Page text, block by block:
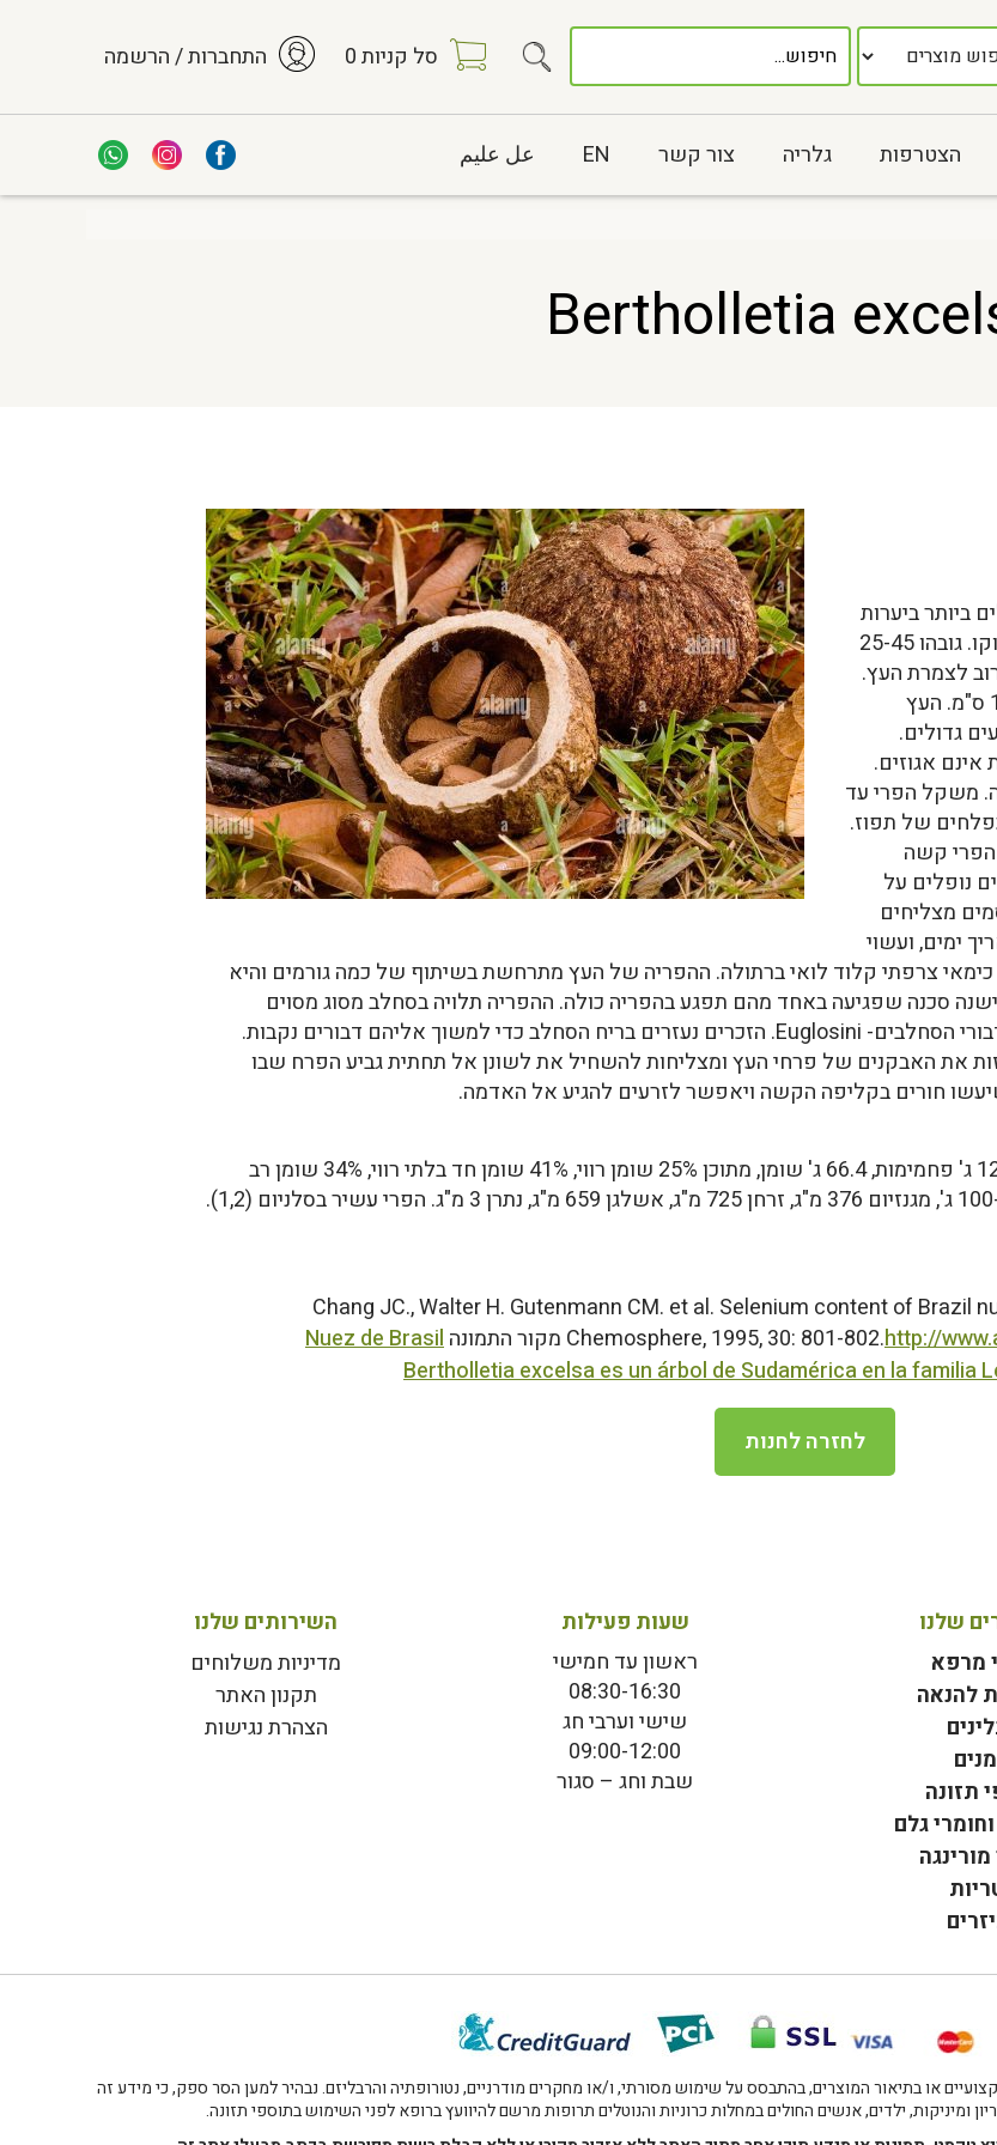
סל קניות0 התחברות / הרשמה
הצטרפות גלריה צור קשר EN عل عليم
ביותר ביערות
הגשם שעל גדות נהר האמזונס, הריו נגרו והאורינוקו. גובהו 25-45
לצמרת העץ.
העלים גדולים. אורכם 20-35 ס"מ, ורוחבם 10-15 ס"מ. העץ
גדולים.
אינם אגוזים.
הקליפה עבה. משקל הפרי עד
מסודרים כפלחים של תפוז.
הפרי קשה
נופלים על
מצליחים
ימים, ועשוי
ניתן על שם כימאי צרפתי קלוד לואי ברתולה. ההפריה של העץ מתרחשת בשיתוף של כמה גורמים והיא
סכנה שפגיעה באחד מהם תפגע בהפריה כולה. ההפריה תלויה בסחלב מסוג מסוים
שהריח שלו מושך דבורים זכרים קטנים משבט דבורי הסחלבים- Euglosini. הזכרים נעזרים בריח הסחלב כדי למשוך אליהם דבורים נקבות.
את האבקנים של פרחי העץ ומצליחות להשחיל את לשונן אל תחתית גביע הפרח שבו
חורים בקליפה הקשה ויאפשר לזרעים להגיע אל האדמה.
100 ג' של אגוזי ברזיל מכילים: 14.3 ג' חלבון, 12.3 ג' פחמימות, 66.4 ג' שומן, מתוכן 25% שומן רווי, 41% שומן חד בלתי רווי, 34% שומן רב
בלתי רווי. הפרי עשיר במינרלים: סידן 160 מ"ג ל-100 ג', מגנזיום 376 מ"ג, זרחן 725 מ"ג, אשלגן 659 מ"ג, נתרן 3 מ"ג. הפרי עשיר בסלניום (1,2).
Chang JC., Walter H. Gutenmann CM. et al. Selenium content of Brazil
Chemosphere, 1995, 30: 801-802.http:// מקור התמונהNuez de Brasil
Bertholletia excelsa es un árbol de Sudamérica en la familia
לחזרה לחנות
שלנו
מרפא
להנאה
תזונה
גלם
שעות פעילות
ראשון עד חמישי
08:30-16:30
שישי וערבי חג
09:00-12:00
שבת וחג – סגור
השירותים שלנו
מדיניות משלוחים
תקנון האתר
הצהרת נגישות
או בתיאור המוצרים, בהתבסס על שימוש מסורתי, ו/או מחקרים מודרניים, נטורופתיה והרבליזם. נבהיר למען הסר ספק, כי מידע זה
ומיניקות, ילדים, אנשים החולים במחלות כרוניות והנוטלים תרופות מרשם להיוועץ ברופא לפני השימוש בתוספי תזונה.